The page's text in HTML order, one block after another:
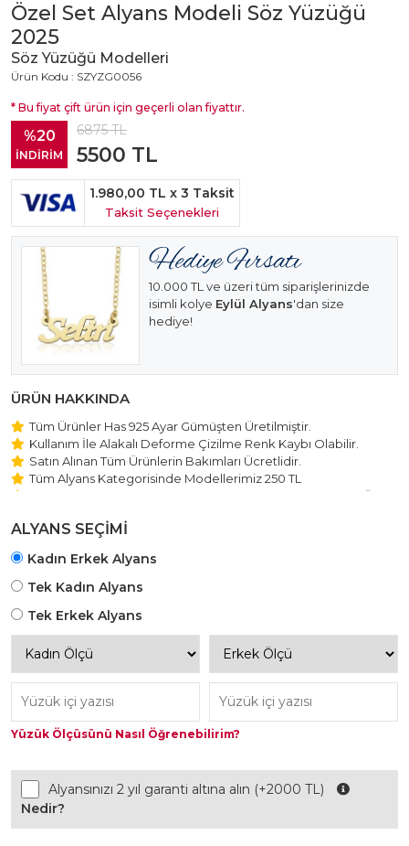
Özel Set Alyans Modeli Söz Yüzüğü
2025
Söz Yüzüğü Modelleri
Ürün Kodu : SZYZG0056
* Bu fiyat çift ürün için geçerli olan fiyattır.
%20
İNDİRİM
6875TL
5500 TL
1.980,00 TL x 3 Taksit
Taksit Seçenekleri
10.000 TL ve üzeri tüm siparişlerinizde
isimli kolye Eylül Alyans'dan size
hediye!
ÜRÜN HAKKINDA
Tüm Ürünler Has 925 Ayar Gümüşten Üretilmiştir.
Kullanım İle Alakalı Deforme Çizilme Renk Kaybı Olabilir.
Satın Alınan Tüm Ürünlerin Bakımları Ücretlidir.
Tüm Alyans Kategorisinde Modellerimiz 250 TL
Beştaş Tektaş Kolye ve Bileklik Modellerimiz 150 TL Sabit Ücret
ALYANS SEÇİMİ
Kadın Erkek Alyans
Tek Kadın Alyans
Tek Erkek Alyans
Yüzük Ölçüsünü Nasıl Öğrenebilirim?
Alyansınızı 2 yıl garanti altına alın (+2000 TL)
Nedir?